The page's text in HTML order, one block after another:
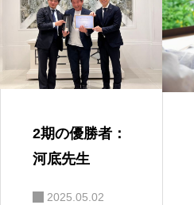
2期の優勝者：
河底先生
2025.05.02